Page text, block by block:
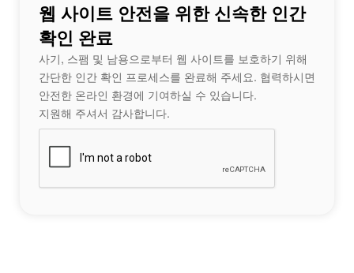
웹 사이트 안전을 위한 신속한 인간
확인 완료
사기, 스팸 및 남용으로부터 웹 사이트를 보호하기 위해
간단한 인간 확인 프로세스를 완료해 주세요. 협력하시면
안전한 온라인 환경에 기여하실 수 있습니다.
지원해 주셔서 감사합니다.